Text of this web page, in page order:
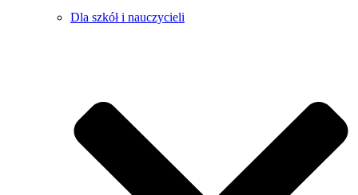
Dla szkół i nauczycieli